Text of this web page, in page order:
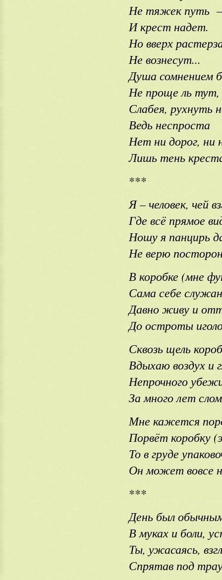
Не тяжек путь –
И крест надет.
Но вверх
Не вознесут...
Душа сомнением
Не проще ль тут,
Слабея, рухнуть
Ведь неспроста
Нет ни дорог, ни
Лишь тень
***
Я – человек, чей
Где всё прямое
Ношу я панцирь
Не верю
В коробке (мне
Сама себе
Давно живу и
До остроты
Сквозь щель
Вдыхаю воздух и
Непрочного
За много лет
Мне кажется
Порвёт коробку
То в груде
Он может вовсе
***
День был
В муках и боли,
Ты, ужасаясь,
Спрятав под